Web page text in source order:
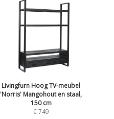
Livingfurn Hoog TV-meubel
'Norris' Mangohout en staal,
150 cm
€ 749